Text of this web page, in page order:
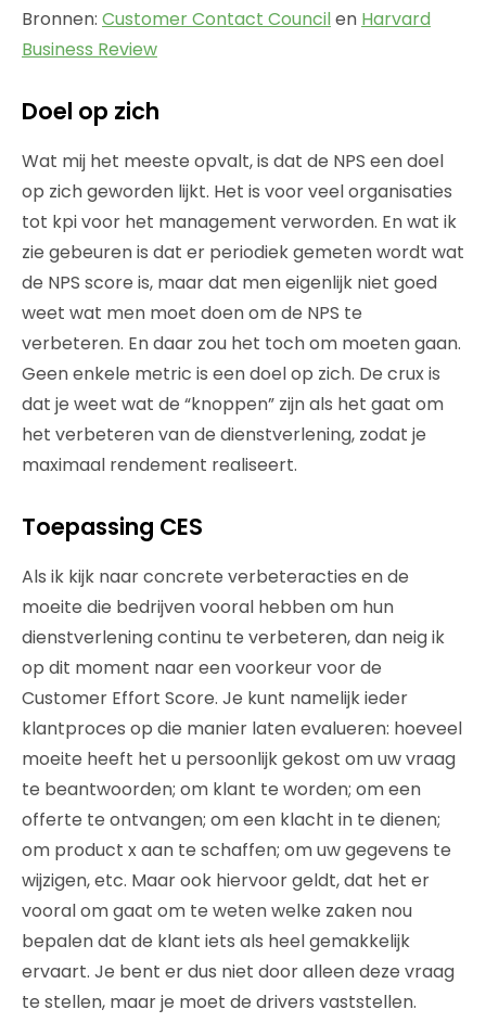
Bronnen: Customer Contact Councilen Harvard
Business Review
Doel op zich
Wat mij het meeste opvalt, is dat de NPS een doel
op zich geworden lijkt. Het is voor veel organisaties
tot kpi voor het management verworden. En wat ik
zie gebeuren is dat er periodiek gemeten wordt wat
de NPS score is, maar dat men eigenlijk niet goed
weet wat men moet doen om de NPS te
verbeteren. En daar zou het toch om moeten gaan.
Geen enkele metric is een doel op zich. De crux is
dat je weet wat de “knoppen” zijn als het gaat om
het verbeteren van de dienstverlening, zodat je
maximaal rendement realiseert.
Toepassing CES
Als ik kijk naar concrete verbeteracties en de
moeite die bedrijven vooral hebben om hun
dienstverlening continu te verbeteren, dan neig ik
op dit moment naar een voorkeur voor de
Customer Effort Score. Je kunt namelijk ieder
klantproces op die manier laten evalueren: hoeveel
moeite heeft het u persoonlijk gekost om uw vraag
te beantwoorden; om klant te worden; om een
offerte te ontvangen; om een klacht in te dienen;
om product x aan te schaffen; om uw gegevens te
wijzigen, etc. Maar ook hiervoor geldt, dat het er
vooral om gaat om te weten welke zaken nou
bepalen dat de klant iets als heel gemakkelijk
ervaart. Je bent er dus niet door alleen deze vraag
te stellen, maar je moet de drivers vaststellen.